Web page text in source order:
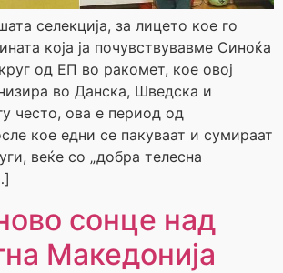
селекција, за лицето кое го
која ја почувствувавме Синоќа
од ЕП во ракомет, кое овој
во Данска, Шведска и
често, ова е период од
кое едни се пакуваат и сумираат
веќе со „добра телесна
сонце над
Македонија